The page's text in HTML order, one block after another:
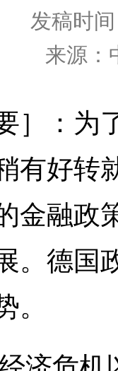
发稿时
来源：
］：
有好转
金融政
。德国
。